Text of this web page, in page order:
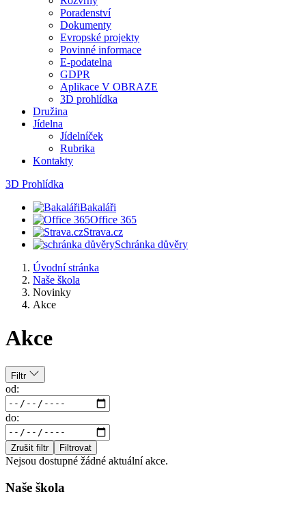
Poradenství
Dokumenty
Evropské projekty
Povinné informace
E-podatelna
GDPR
Aplikace V OBRAZE
3D prohlídka
Družina
Jídelna
Jídelníček
Rubrika
Kontakty
3D Prohlídka
Bakaláři
Office 365
Strava.cz
Schránka důvěry
Úvodní stránka
Naše škola
Novinky
Akce
Akce
Filtr
od:
do:
Zrušit filtr Filtrovat
Nejsou dostupné žádné aktuální akce.
Naše škola